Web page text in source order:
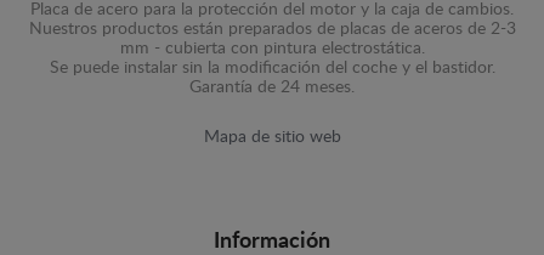
Placa de acero para la protección del motor y la caja de cambios.
Nuestros productos están preparados de placas de aceros de 2-3
mm - cubierta con pintura electrostática.
Se puede instalar sin la modificación del coche y el bastidor.
Garantía de 24 meses.
Mapa de sitio web
Información